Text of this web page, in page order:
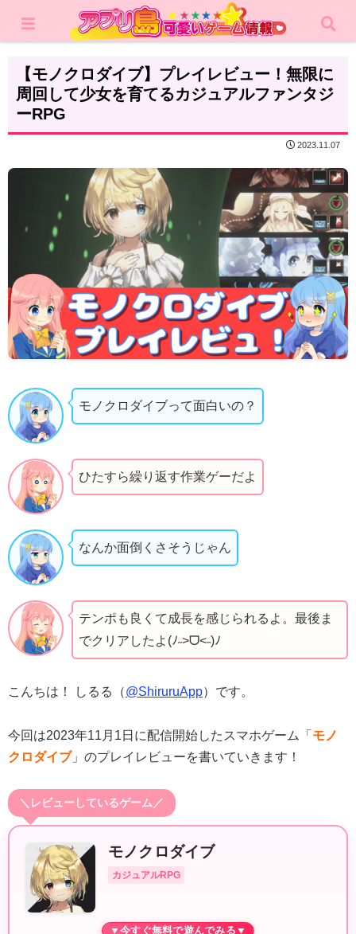
レビュー カジュアルゲーム
【モノクロダイブ】プレイレビュー！無限に
周回して少女を育てるカジュアルファンタジ
ーRPG
2023.11.07
モノクロダイブって面白いの？
ひたすら繰り返す作業ゲーだよ
なんか面倒くさそうじゃん
テンポも良くて成長を感じられるよ。最後ま
でクリアしたよ(ﾉ˶>ᗜ​<˵)ﾉ
こんちは！ しるる（@ShiruruApp）です。
今回は2023年11月1日に配信開始したスマホゲーム「 モノ
クロダイブ」のプレイレビューを書いていきます！
＼レビューしているゲーム／
モノクロダイブ
カジュアルRPG